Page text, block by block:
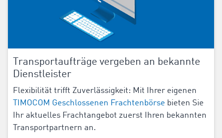
Transportaufträge vergeben an bekannte
Dienstleister
Flexibilität trifft Zuverlässigkeit: Mit Ihrer eigenen
TIMOCOM Geschlossenen Frachtenbörse bieten Sie
Ihr aktuelles Frachtangebot zuerst Ihren bekannten
Transportpartnern an.